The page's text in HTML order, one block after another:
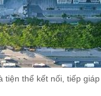
tiện thể kết nối, tiếp